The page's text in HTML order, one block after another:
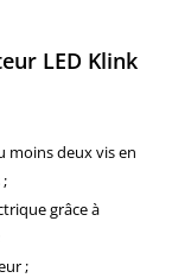
LED Klink
moins deux vis en
grâce à
;